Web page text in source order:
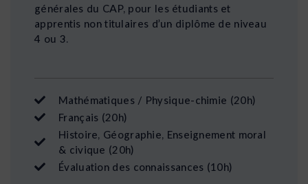
générales du CAP, pour les étudiants et
apprentis non titulaires d’un diplôme de niveau
4 ou 3.
Mathématiques / Physique-chimie (20h)
Français (20h)
Histoire, Géographie, Enseignement moral
& civique (20h)
Évaluation des connaissances (10h)